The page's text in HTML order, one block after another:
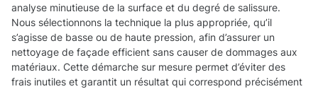
analyse minutieuse de la surface et du degré de salissure.
Nous sélectionnons la technique la plus appropriée, qu’il
s’agisse de basse ou de haute pression, afin d’assurer un
nettoyage de façade efficient sans causer de dommages aux
matériaux. Cette démarche sur mesure permet d’éviter des
frais inutiles et garantit un résultat qui correspond précisément